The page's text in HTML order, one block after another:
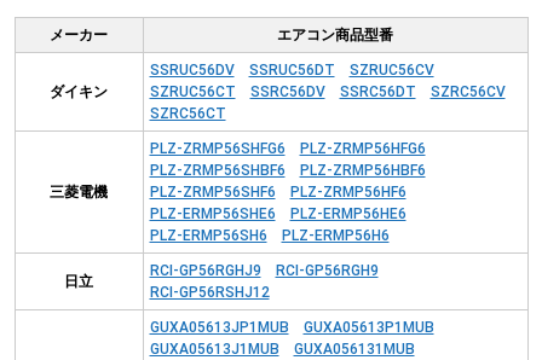
メーカー エアコン商品型番
ダイキン
SSRUC56DV SSRUC56DT
SZRUC56CV
SZRUC56CT
SSRC56DV SSRC56DT
SZRC56CV
SZRC56CT
三菱電機
PLZ-ZRMP56SHFG6
PLZ-ZRMP56HFG6
PLZ-ZRMP56SHBF6
PLZ-ZRMP56HBF6
PLZ-ZRMP56SHF6
PLZ-ZRMP56HF6
PLZ-ERMP56SHE6
PLZ-ERMP56HE6
PLZ-ERMP56SH6
PLZ-ERMP56H6
日立
RCI-GP56RGHJ9
RCI-GP56RGH9
RCI-GP56RSHJ12
GUXA05613JP1MUB
GUXA05613P1MUB
GUXA05613J1MUB
GUXA056131MUB